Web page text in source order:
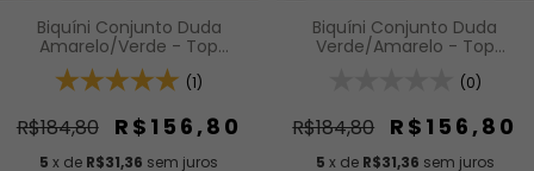
Biquíni Conjunto Duda
Amarelo/Verde - Top
Cortininha com Bojo
Removível e Calcinha com
(1)
R$184,80 R$156,80
5 x de R$31,36 sem juros
Biquíni Conjunto Duda
Verde/Amarelo - Top
Removível e Calcinha com
(0)
R$184,80 R$156,80
5 x de R$31,36 sem juros